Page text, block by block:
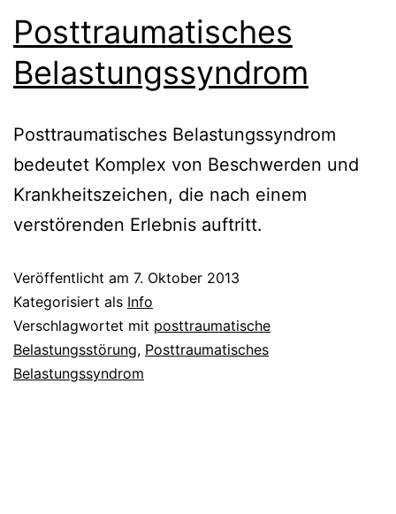
Posttraumatisches
Belastungssyndrom
Posttraumatisches Belastungssyndrom
bedeutet Komplex von Beschwerden und
Krankheitszeichen, die nach einem
verstörenden Erlebnis auftritt.
Veröffentlicht am 7. Oktober 2013
Kategorisiert als Info
Verschlagwortet mit posttraumatische
Belastungsstörung, Posttraumatisches
Belastungssyndrom